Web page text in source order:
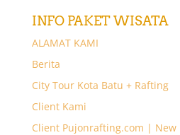
INFO PAKET WISATA
ALAMAT KAMI
Berita
City Tour Kota Batu + Rafting
Client Kami
Client Pujonrafting.com | New